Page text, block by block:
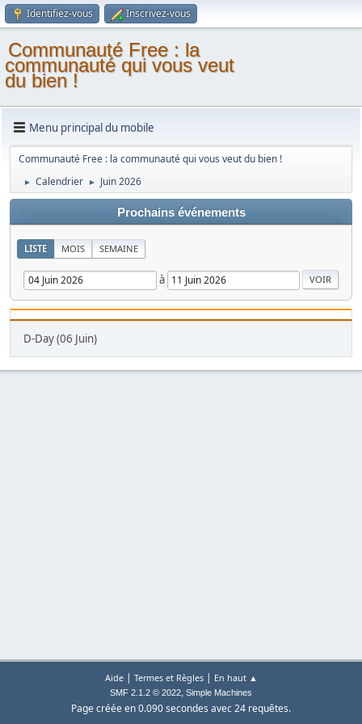
Identifiez-vous Inscrivez-vous
Communauté Free : la
communauté qui vous veut
du bien !
Menu principal du mobile
Communauté Free : la communauté qui vous veut du bien !
► Calendrier ► Juin 2026
Prochains événements
LISTE MOIS SEMAINE
à
D-Day (06 Juin)
Aide| Termes et Règles| En haut ▲
SMF 2.1.2 © 2022, Simple Machines
Page créée en 0.090 secondes avec 24 requêtes.